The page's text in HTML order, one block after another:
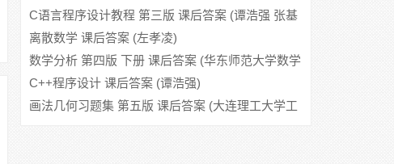
谢式千 潘承毅)
C语言程序设计教程 第三版 课后答案 (谭浩强 张基
温)
离散数学 课后答案 (左孝凌)
数学分析 第四版 下册 课后答案 (华东师范大学数学
系)
C++程序设计 课后答案 (谭浩强)
画法几何习题集 第五版 课后答案 (大连理工大学工